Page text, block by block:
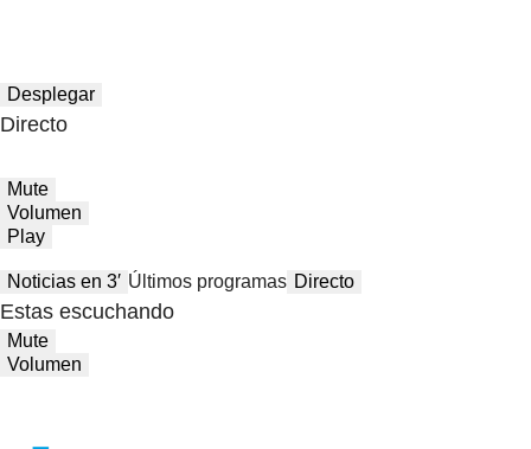
Desplegar
Directo
Mute
Volumen
Play
Noticias en 3′ Últimos programas Directo
Estas escuchando
Mute
Volumen